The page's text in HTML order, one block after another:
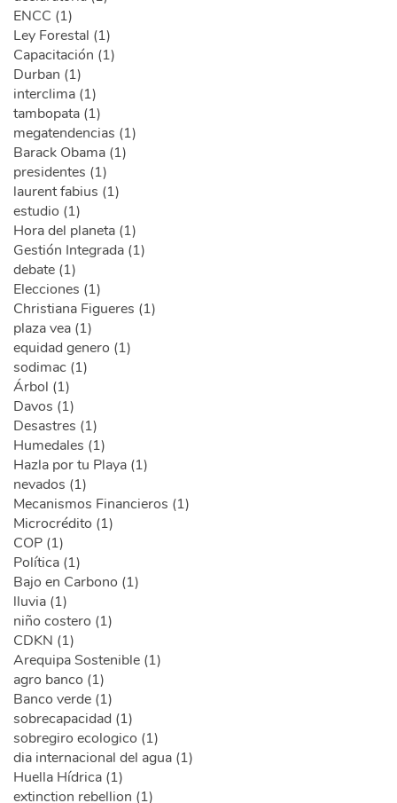
ENCC (1)
Ley Forestal (1)
Capacitación (1)
Durban (1)
interclima (1)
tambopata (1)
megatendencias (1)
Barack Obama (1)
presidentes (1)
laurent fabius (1)
estudio (1)
Hora del planeta (1)
Gestión Integrada (1)
debate (1)
Elecciones (1)
Christiana Figueres (1)
plaza vea (1)
equidad genero (1)
sodimac (1)
Árbol (1)
Davos (1)
Desastres (1)
Humedales (1)
Hazla por tu Playa (1)
nevados (1)
Mecanismos Financieros (1)
Microcrédito (1)
COP (1)
Política (1)
Bajo en Carbono (1)
lluvia (1)
niño costero (1)
CDKN (1)
Arequipa Sostenible (1)
agro banco (1)
Banco verde (1)
sobrecapacidad (1)
sobregiro ecologico (1)
dia internacional del agua (1)
Huella Hídrica (1)
extinction rebellion (1)